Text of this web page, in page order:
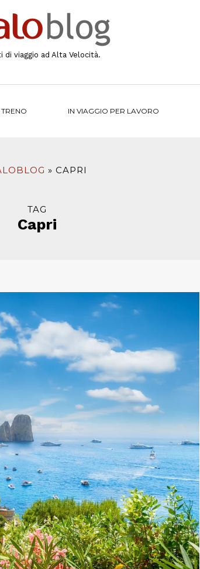
di viaggio ad Alta Velocità.
IN VIAGGIO PER LAVORO
CAPRI
TAG
Capri